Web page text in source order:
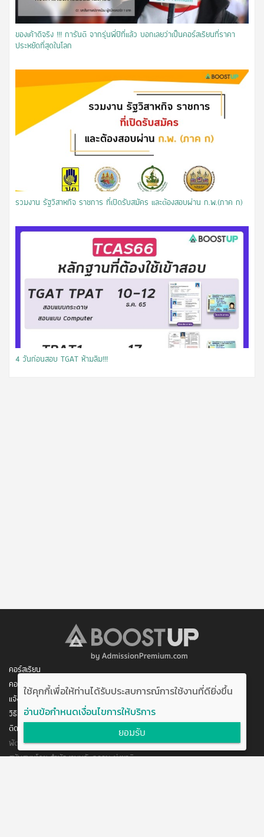
ของเค้าดีจริง !!! การันตี จากรุ่นพี่ปีที่แล้ว บอกเลยว่าเป็นคอร์สเรียนที่ราคา
ประหยัดที่สุดในโลก
รวมงาน รัฐวิสาหกิจ ราชการ ที่เปิดรับสมัคร และต้องสอบผ่าน ก.พ.(ภาค ก)
​4 วันก่อนสอบ TGAT ห้ามลืม!!!
คอร์สเรียน
คอร์สของฉัน
แจ้งการชำระเงิน
วิธีสมัคร/ชำระเงิน
ติดต่อเรา
พัฒนาโดย บริษัท อัพบีน จำกัด
สนับสนุนโดย สำนักงานนวัตกรรมแห่งชาติ
ใช้คุกกี้เพื่อให้ท่านได้รับประสบการณ์การใช้งานที่ดียิ่งขึ้น
อ่านข้อกำหนดเงื่อนไขการให้บริการ
ยอมรับ